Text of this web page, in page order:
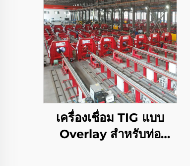
เครื่องเชื่อม TIG แบบ
Overlay สำหรับท่อ